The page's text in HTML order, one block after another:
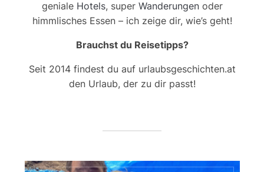
geniale Hotels, super Wanderungenoder
himmlisches Essen – ich zeige dir, wie’s geht!
Brauchst du Reisetipps?
Seit 2014 findest du auf urlaubsgeschichten.at
den Urlaub, der zu dir passt!